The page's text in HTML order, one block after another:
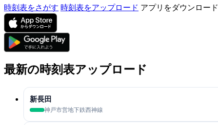
時刻表をさがす 時刻表をアップロード アプリをダウンロード
最新の時刻表アップロード
新長田
神戸市営地下鉄西神線